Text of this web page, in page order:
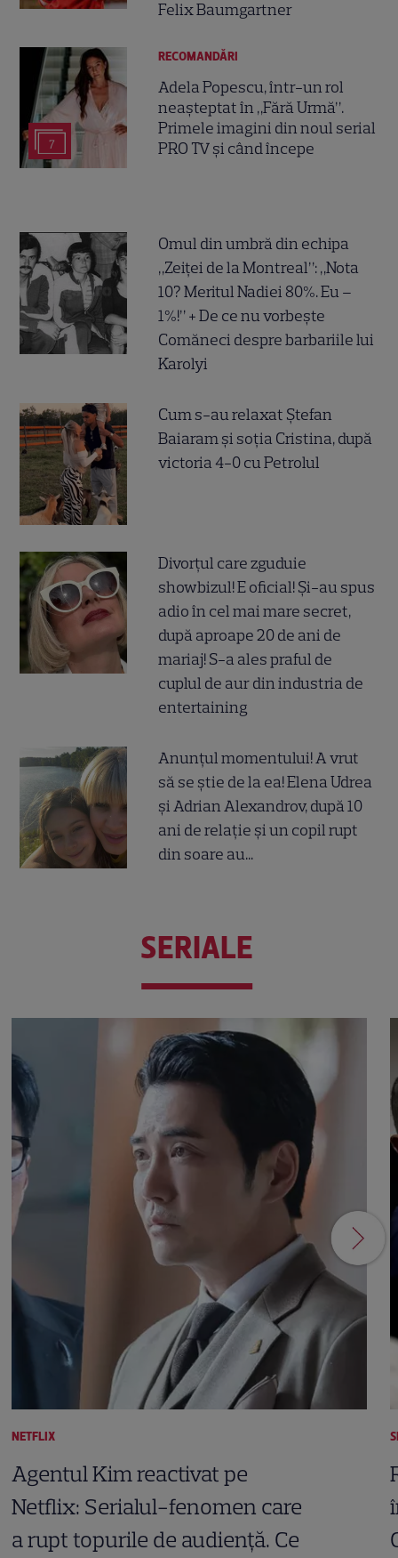
Felix Baumgartner
7
RECOMANDĂRI
Adela Popescu, într-un rol
neașteptat în „Fără Urmă”.
Primele imagini din noul serial
PRO TV și când începe
Omul din umbră din echipa
„Zeiței de la Montreal”: „Nota
10? Meritul Nadiei 80%. Eu –
1%!” + De ce nu vorbește
Comăneci despre barbariile lui
Karolyi
Cum s-au relaxat Ștefan
Baiaram și soția Cristina, după
victoria 4-0 cu Petrolul
Divorțul care zguduie
showbizul! E oficial! Și-au spus
adio în cel mai mare secret,
după aproape 20 de ani de
mariaj! S-a ales praful de
cuplul de aur din industria de
entertaining
Anunțul momentului! A vrut
să se știe de la ea! Elena Udrea
și Adrian Alexandrov, după 10
ani de relație și un copil rupt
din soare au...
SERIALE
NETFLIX
Agentul Kim reactivat pe
Netflix: Serialul-fenomen care
a rupt topurile de audiență. Ce